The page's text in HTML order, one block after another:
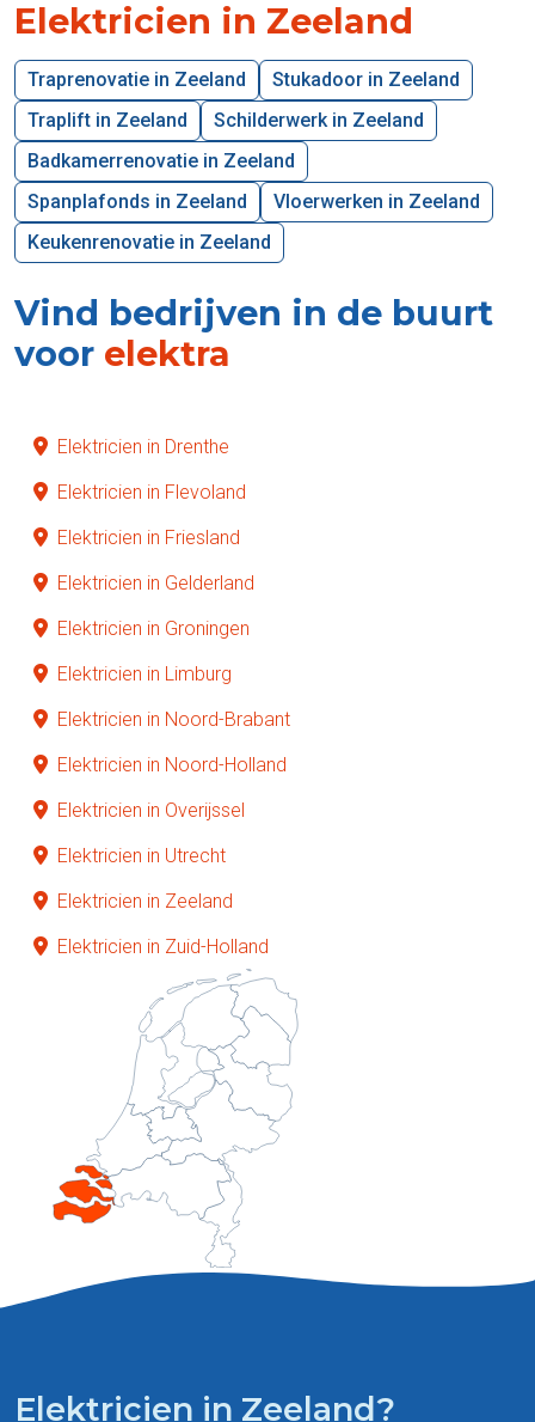
Elektricien in Zeeland
Traprenovatie in Zeeland
Stukadoor in Zeeland
Traplift in Zeeland
Schilderwerk in Zeeland
Badkamerrenovatie in Zeeland
Spanplafonds in Zeeland
Vloerwerken in Zeeland
Keukenrenovatie in Zeeland
Vind bedrijven in de buurt
voor elektra
Elektricien in Drenthe
Elektricien in Flevoland
Elektricien in Friesland
Elektricien in Gelderland
Elektricien in Groningen
Elektricien in Limburg
Elektricien in Noord-Brabant
Elektricien in Noord-Holland
Elektricien in Overijssel
Elektricien in Utrecht
Elektricien in Zeeland
Elektricien in Zuid-Holland
Elektricien in Zeeland?